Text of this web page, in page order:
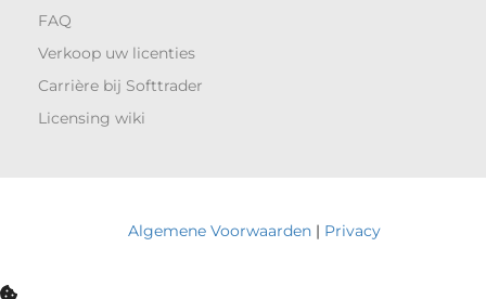
FAQ
Verkoop uw licenties
Carrière bij Softtrader
Licensing wiki
Algemene Voorwaarden| Privacy